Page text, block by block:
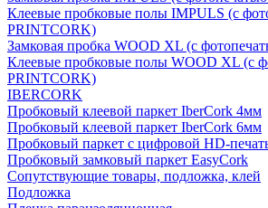
Клеевые пробковые полы IMPULS (с
PRINTCORK)
Замковая пробка WOOD XL (с
Клеевые пробковые полы WOOD XL (с
PRINTCORK)
IBERCORK
Пробковый клеевой паркет IberCork 4мм
Пробковый клеевой паркет IberCork 6мм
Пробковый паркет с цифровой HD-
Пробковый замковый паркет EasyCork
Сопутствующие товары, подложка, клей
Подложка